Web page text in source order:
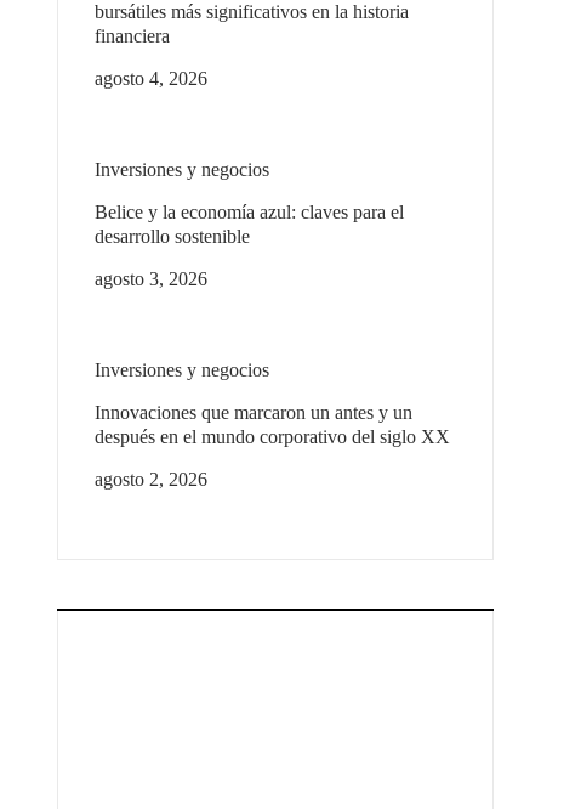
bursátiles más significativos en la historia
financiera
agosto 4, 2026
Inversiones y negocios
Belice y la economía azul: claves para el
desarrollo sostenible
agosto 3, 2026
Inversiones y negocios
Innovaciones que marcaron un antes y un
después en el mundo corporativo del siglo XX
agosto 2, 2026